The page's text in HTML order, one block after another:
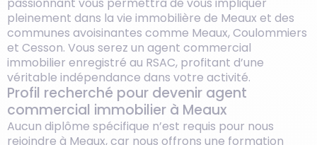
pleinement dans la vie immobilière de Meaux et des
communes avoisinantes comme Meaux, Coulommiers
et Cesson. Vous serez un agent commercial
immobilier enregistré au RSAC, profitant d’une
véritable indépendance dans votre activité.
Profil recherché pour devenir agent
commercial immobilier à Meaux
Aucun diplôme spécifique n’est requis pour nous
rejoindre à Meaux, car nous offrons une formation